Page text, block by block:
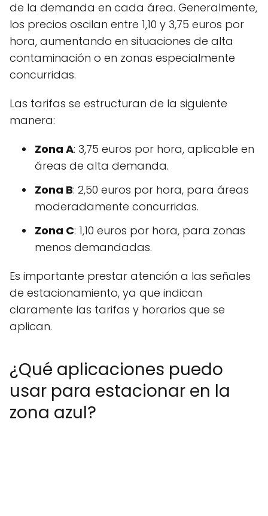
de la demanda en cada área. Generalmente,
los precios oscilan entre 1,10 y 3,75 euros por
hora, aumentando en situaciones de alta
contaminación o en zonas especialmente
concurridas.
Las tarifas se estructuran de la siguiente
manera:
Zona A: 3,75 euros por hora, aplicable en
áreas de alta demanda.
Zona B: 2,50 euros por hora, para áreas
moderadamente concurridas.
Zona C: 1,10 euros por hora, para zonas
menos demandadas.
Es importante prestar atención a las señales
de estacionamiento, ya que indican
claramente las tarifas y horarios que se
aplican.
¿Qué aplicaciones puedo
usar para estacionar en la
zona azul?